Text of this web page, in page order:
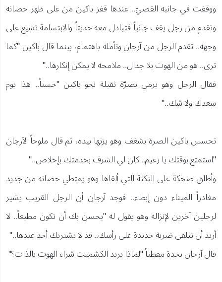
ووقفت في جانبه القصيّ.. عندها قفز باكين من على ظهر حصانه
وتقدم من رجل يقف جانباً فتبادل معه حديثاً والابتسامة تشيع على
وجهه.. تقدم الرجل من آرجان وتأمله باهتمام، بينما قال باكين "كما
ترى.. هو من الهوت بلا جدال.. ملامحه لا يمكن إنكارها.."
فقال الرجل وهو يرمي بصرّة ثقيلة نحو باكين "حسناً.. هذا يوم
سعدك ولا شك.."
تحسس باكين الصرة بشغف وهو يزنها بيده، ثم قال ملوحاً لآرجان
"استمتع بوقتك يا زعيم.. كان لي الشرف بخدمتك بإخلاص.."
وأطلق ضحكة على النكتة التي ألقاها وهو يمتطي حصانه من جديد
مغادراً الميناء دون إبطاء.. فوجد آرجان أن الرجل القريب يشير
لرجلين آخرين لإنزاله وهو يقول له "يحسن بك أن تكون مطيعاً.. لا
أريد أن تتلقى ضربة جديدة على رأسك.. قد لا يشتريك أحد عندها.."
قال آرجان بحدة مقطباً "لماذا يريد الكشميت شراء الهوت بالذات؟"